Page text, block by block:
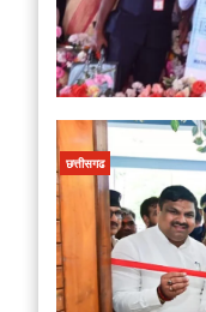
छत्तीसगढ